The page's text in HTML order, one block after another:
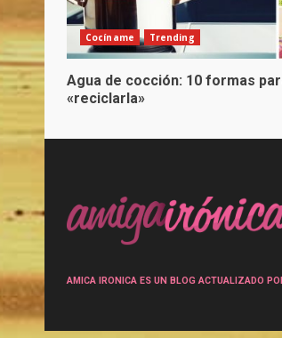
Cocíname Trending
Agua de cocción: 10 formas
«reciclarla»
AMICA IRONICA ES UN BLOG ACTUALIZADO